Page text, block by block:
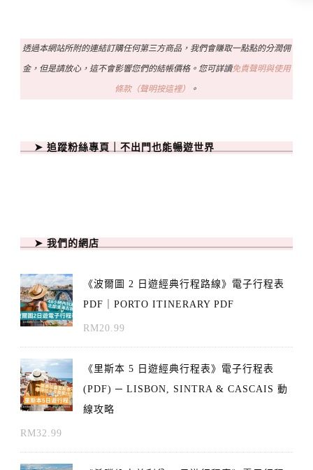
透過本網站所附的連結訂購任何第三方商品，我們會賺取一點點的分潤佣
金，但是請放心，這不會影響您們的結帳價格。您可詳讀免責聲明與使用
條款（聲明按這裡） 。
➤ 追蹤粉絲專頁｜不出門也能暢遊世界
➤ 我們的網店
《波爾圖 2 日遊經典行程路線》電子行程表
PDF｜PORTO ITINERARY PDF
RM20.99
《里斯本 5 日遊經典行程表》電子行程表
(PDF) ─ LISBON, SINTRA & CASCAIS 動
線攻略
RM32.99